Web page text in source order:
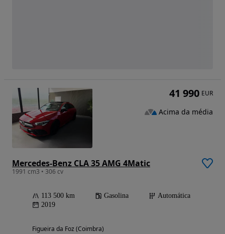
Mercedes-Benz CLA 35 AMG 4Matic
1991 cm3 • 306 cv
113 500 km Gasolina
Automática
2019
Figueira da Foz (Coimbra)
41 990 EUR
Acima da média